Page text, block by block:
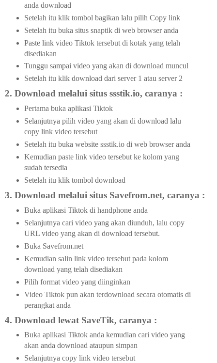
anda download
Setelah itu klik tombol bagikan lalu pilih Copy link
Setelah itu buka situs snaptik di web browser anda
Paste link video Tiktok tersebut di kotak yang telah
disediakan
Tunggu sampai video yang akan di download muncul
Setelah itu klik download dari server 1 atau server 2
2. Download melalui situs ssstik.io, caranya :
Pertama buka aplikasi Tiktok
Selanjutnya pilih video yang akan di download lalu
copy link video tersebut
Setelah itu buka website ssstik.io di web browser anda
Kemudian paste link video tersebut ke kolom yang
sudah tersedia
Setelah itu klik tombol download
3. Download melalui situs Savefrom.net, caranya :
Buka aplikasi Tiktok di handphone anda
Selanjutnya cari video yang akan diunduh, lalu copy
URL video yang akan di download tersebut.
Buka Savefrom.net
Kemudian salin link video tersebut pada kolom
download yang telah disediakan
Pilih format video yang diinginkan
Video Tiktok pun akan terdownload secara otomatis di
perangkat anda
4. Download lewat SaveTik, caranya :
Buka aplikasi Tiktok anda kemudian cari video yang
akan anda download ataupun simpan
Selanjutnya copy link video tersebut